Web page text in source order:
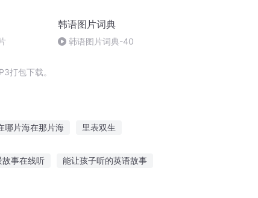
韩语图片词典
韩语图片词典-40
打包下载。
哪片海在那片海 里表双生
故事在线听 能让孩子听的英语故事